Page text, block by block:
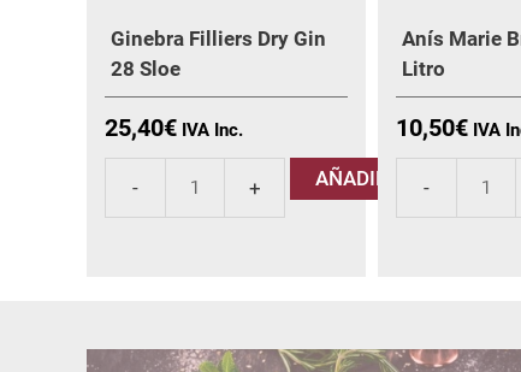
Ginebra Filliers Dry Gin
28 Sloe
25,40€
Sloe
AÑADIR
Anís Marie
Litro
10,50€
cantidad